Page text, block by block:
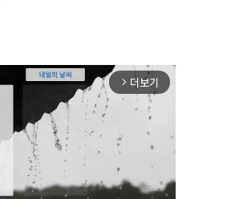
arrow_forward_ios 더보기